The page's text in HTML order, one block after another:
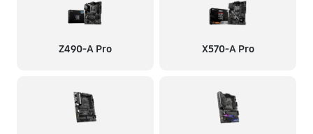
Z490-A Pro X570-A Pro